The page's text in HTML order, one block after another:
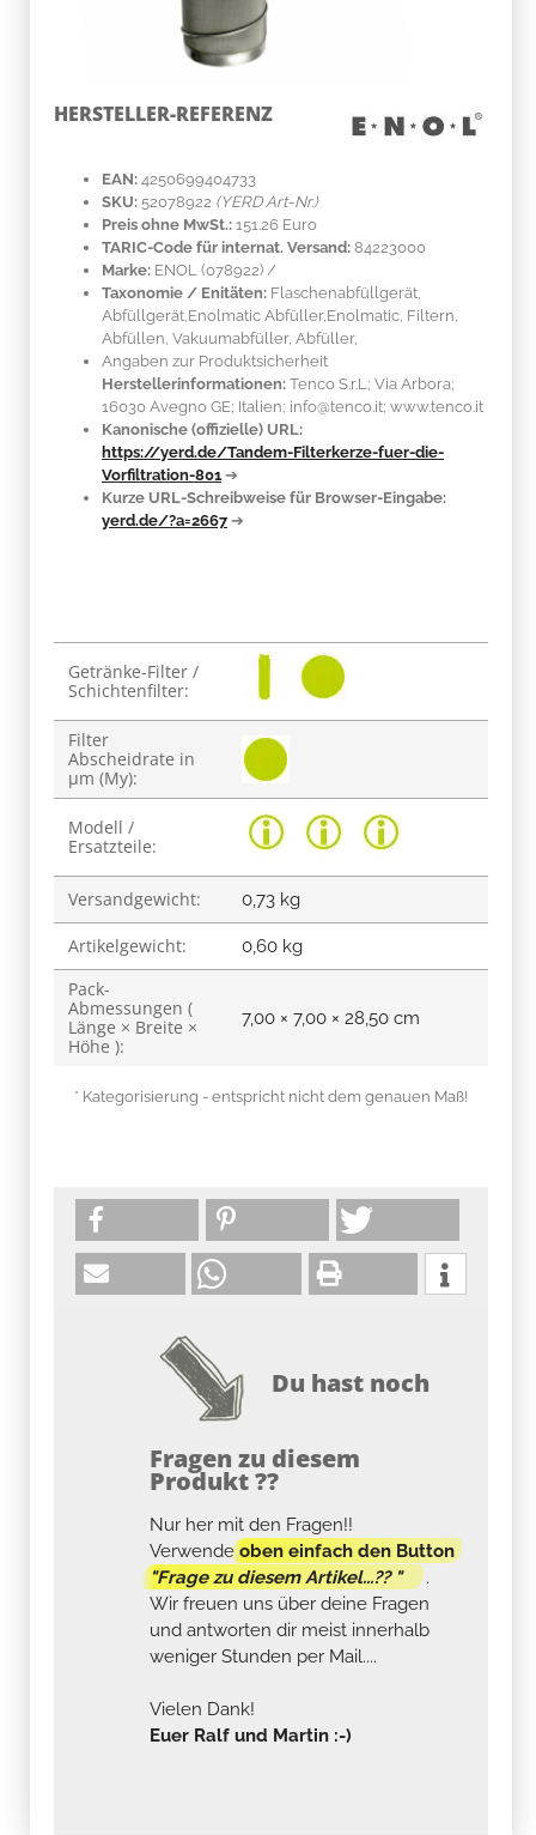
HERSTELLER-REFERENZ
EAN: 4250699404733
SKU: 52078922 (YERD Art-Nr.)
Preis ohne MwSt.: 151.26 Euro
TARIC-Code für internat. Versand: 84223000
Marke: ENOL (078922) /
Taxonomie / Enitäten: Flaschenabfüllgerät,
Abfüllgerät,Enolmatic Abfüller,Enolmatic, Filtern,
Abfüllen, Vakuumabfüller, Abfüller,
Angaben zur Produktsicherheit
Herstellerinformationen: Tenco S.r.L; Via Arbora;
16030 Avegno GE; Italien; info@tenco.it; www.tenco.it
Kanonische (offizielle) URL:
https://yerd.de/Tandem-Filterkerze-fuer-die-
Vorfiltration-801 ➔
Kurze URL-Schreibweise für Browser-Eingabe:
yerd.de/?a=2667 ➔
Produkteigenschaft
Wert
Getränke-Filter /
Schichtenfilter:
Filter
Abscheidrate in
µm (My):
Modell /
Ersatzteile:
Versandgewicht: 0,73 kg
Artikelgewicht: 0,60 kg
Pack-
Abmessungen (
Länge × Breite ×
Höhe ):
7,00 × 7,00 × 28,50 cm
* Kategorisierung - entspricht nicht dem genauen Maß!
Du hast noch
Fragen zu diesem
Produkt ??
Nur her mit den Fragen!!
Verwendeoben einfach den Button
"Frage zu diesem Artikel...?? "
.
Wir freuen uns über deine Fragen
und antworten dir meist innerhalb
weniger Stunden per Mail....
Vielen Dank!
Euer Ralf und Martin :-)